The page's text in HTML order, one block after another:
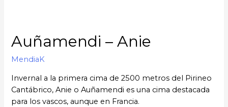
Auñamendi – Anie
MendiaK
Invernal a la primera cima de 2500 metros del Pirineo
Cantábrico, Anie o Auñamendi es una cima destacada
para los vascos, aunque en Francia.